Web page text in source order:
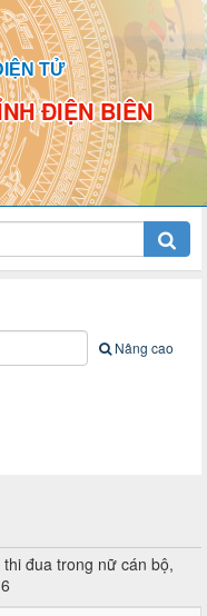
TỬ
ĐIỆN BIÊN
Nâng cao
đua trong nữ cán bộ,